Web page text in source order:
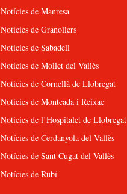
Notícies de Manresa
Notícies de Granollers
Notícies de Sabadell
Notícies de Mollet del Vallès
Notícies de Cornellà de Llobregat
Notícies de Montcada i Reixac
Notícies de l’Hospitalet de Llobregat
Notícies de Cerdanyola del Vallès
Notícies de Sant Cugat del Vallès
Notícies de Rubí